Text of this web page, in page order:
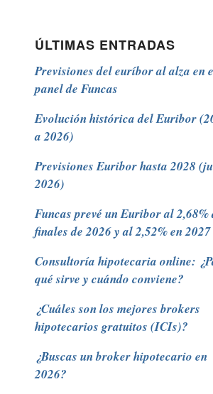
ÚLTIMAS ENTRADAS
Previsiones del euríbor al alza en
panel de Funcas
Evolución histórica del Euribor
a 2026)
Previsiones Euribor hasta 2028
2026)
Funcas prevé un Euribor al 2,68%
finales de 2026 y al 2,52% en 2027
Consultoría hipotecaria online:
qué sirve y cuándo conviene?
¿Cuáles son los mejores brokers
hipotecarios gratuitos (ICIs)?
¿Buscas un broker hipotecario en
2026?